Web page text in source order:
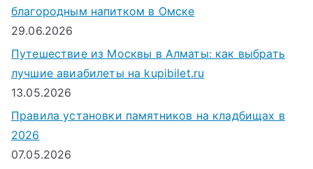
благородным напитком в Омске
29.06.2026
Путешествие из Москвы в Алматы: как выбрать
лучшие авиабилеты на kupibilet.ru
13.05.2026
Правила установки памятников на кладбищах в
2026
07.05.2026